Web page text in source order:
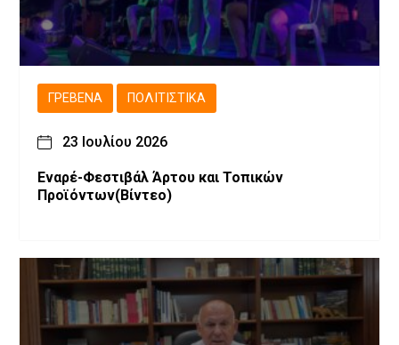
ΓΡΕΒΕΝΆ ΠΟΛΙΤΙΣΤΙΚΆ
23 Ιουλίου 2026
Εναρέ-Φεστιβάλ Άρτου και Τοπικών
Προϊόντων(Βίντεο)